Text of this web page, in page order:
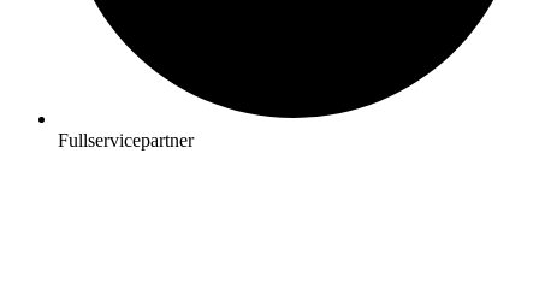
Fullservicepartner